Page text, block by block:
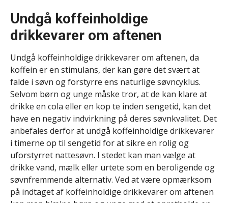
Undgå koffeinholdige
drikkevarer om aftenen
Undgå koffeinholdige drikkevarer om aftenen, da
koffein er en stimulans, der kan gøre det svært at
falde i søvn og forstyrre ens naturlige søvncyklus.
Selvom børn og unge måske tror, at de kan klare at
drikke en cola eller en kop te inden sengetid, kan det
have en negativ indvirkning på deres søvnkvalitet. Det
anbefales derfor at undgå koffeinholdige drikkevarer
i timerne op til sengetid for at sikre en rolig og
uforstyrret nattesøvn. I stedet kan man vælge at
drikke vand, mælk eller urtete som en beroligende og
søvnfremmende alternativ. Ved at være opmærksom
på indtaget af koffeinholdige drikkevarer om aftenen